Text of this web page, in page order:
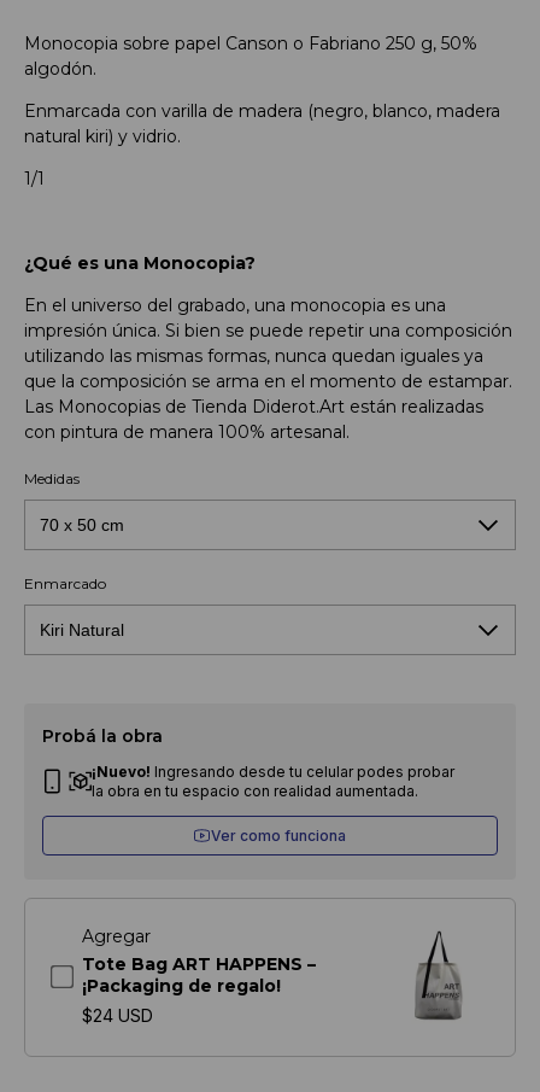
Monocopia sobre papel Canson o Fabriano 250 g, 50%
algodón.
Enmarcada con varilla de madera (negro, blanco, madera
natural kiri) y vidrio.
1/1
¿Qué es una Monocopia?
En el universo del grabado, una monocopia es una
impresión única. Si bien se puede repetir una composición
utilizando las mismas formas, nunca quedan iguales ya
que la composición se arma en el momento de estampar.
Las Monocopias de Tienda Diderot.Art están realizadas
con pintura de manera 100% artesanal.
Medidas
Enmarcado
Probá la obra
¡Nuevo! Ingresando desde tu celular podes probar
la obra en tu espacio con realidad aumentada.
Ver como funciona
Agregar
Tote Bag ART HAPPENS –
¡Packaging de regalo!
$24 USD